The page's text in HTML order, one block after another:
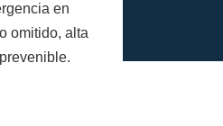
en
omitido, alta